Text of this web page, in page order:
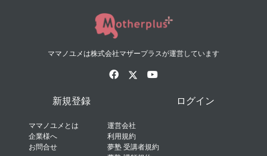
ママノユメは株式会社マザープラスが運営しています
新規登録 ログイン
ママノユメとは
企業様へ
お問合せ
運営会社
利用規約
夢塾 受講者規約